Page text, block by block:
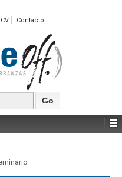
Contacto